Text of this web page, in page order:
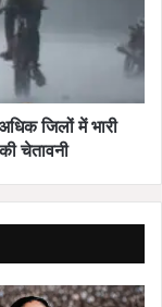
जिलों में भारी
चेतावनी